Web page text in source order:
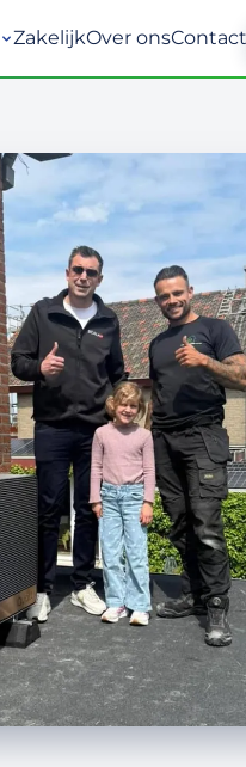
ZakelijkOver onsContact